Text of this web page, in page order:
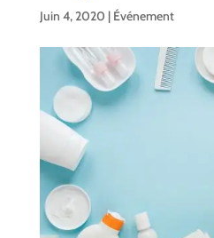
Juin 4, 2020 | Événement